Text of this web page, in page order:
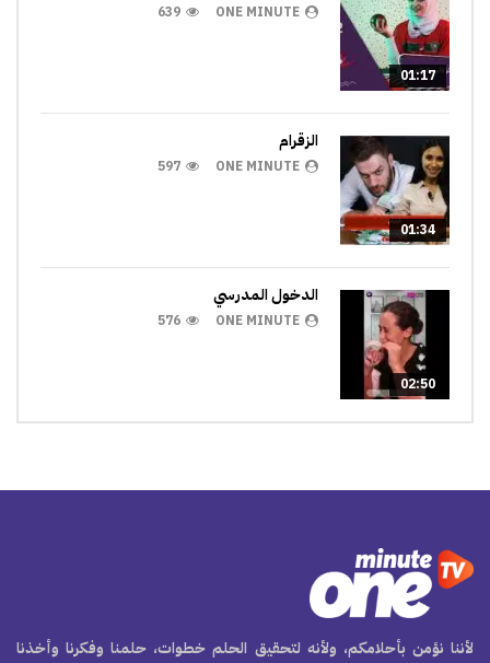
01:17
ONE MINUTE
639
01:34
الزقرام
ONE MINUTE
597
02:50
الدخول المدرسي
ONE MINUTE
576
لأننا نؤمن بأحلامكم، ولأنه لتحقيق الحلم خطوات، حلمنا وفكرنا وأخذنا